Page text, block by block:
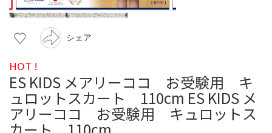
シェア
HOT !
ES KIDS メアリーココ お受験用 キ
ュロットスカート 110cm ES KIDS メ
アリーココ お受験用 キュロットス